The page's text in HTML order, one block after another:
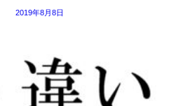
2019年8月8日